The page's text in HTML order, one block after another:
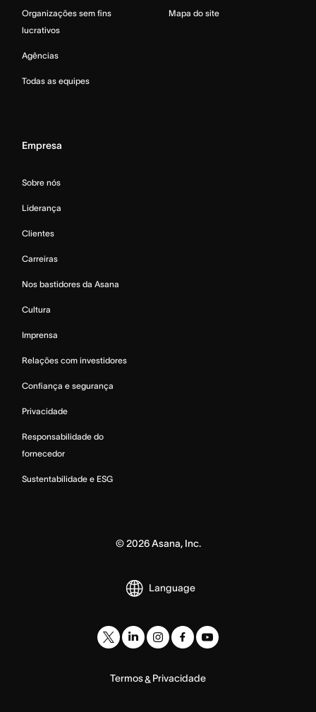
Organizações sem fins
lucrativos
Agências
Todas as equipes
Mapa do site
Empresa
Sobre nós
Liderança
Clientes
Carreiras
Nos bastidores da Asana
Cultura
Imprensa
Relações com investidores
Confiança e segurança
Privacidade
Responsabilidade do
fornecedor
Sustentabilidade e ESG
© 2026Asana, Inc.
Language
Termos& Privacidade